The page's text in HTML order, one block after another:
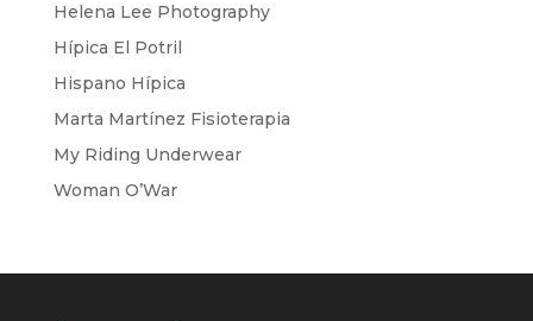
Helena Lee Photography
Hípica El Potril
Hispano Hípica
Marta Martínez Fisioterapia
My Riding Underwear
Woman O’War